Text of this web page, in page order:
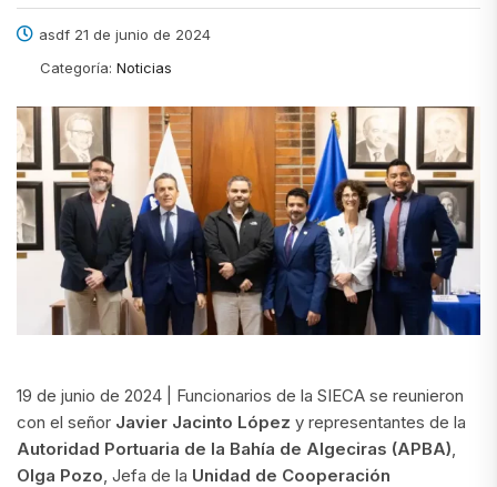
asdf 21 de junio de 2024
Categoría: Noticias
19 de junio de 2024 | Funcionarios de la SIECA se reunieron
con el señor Javier Jacinto López y representantes de la
Autoridad Portuaria de la Bahía de Algeciras (APBA)
Olga Pozo , Jefa de la Unidad de Cooperación